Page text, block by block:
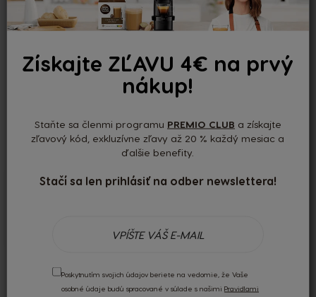
Získajte ZĽAVU 4€ na prvý
nákup!
Staňte sa členmi programu PREMIO CLUB a získajte
zľavový kód, exkluzívne zľavy až 20 % každý mesiac a
ďalšie benefity.
Stačí sa len prihlásiť na odber newslettera!
Poskytnutím svojich údajov beriete na vedomie, že Vaše
osobné údaje budú spracované v súlade s našimi Pravidlami
Nedávne recenzie
11/12/2025
Výborné